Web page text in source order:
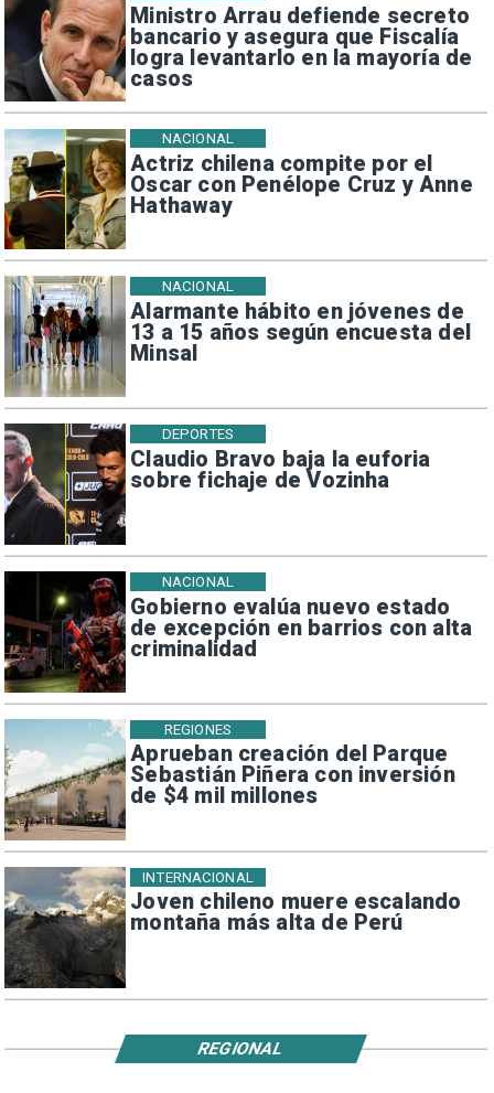
Ministro Arrau defiende secreto
bancario y asegura que Fiscalía
logra levantarlo en la mayoría de
casos
Actriz chilena compite por el
Oscar con Penélope Cruz y Anne
Hathaway
NACIONAL
Alarmante hábito en jóvenes de
13 a 15 años según encuesta del
Minsal
NACIONAL
Claudio Bravo baja la euforia
sobre fichaje de Vozinha
DEPORTES
Gobierno evalúa nuevo estado
de excepción en barrios con alta
criminalidad
NACIONAL
Aprueban creación del Parque
Sebastián Piñera con inversión
de $4 mil millones
REGIONES
Joven chileno muere escalando
montaña más alta de Perú
INTERNACIONAL
REGIONAL